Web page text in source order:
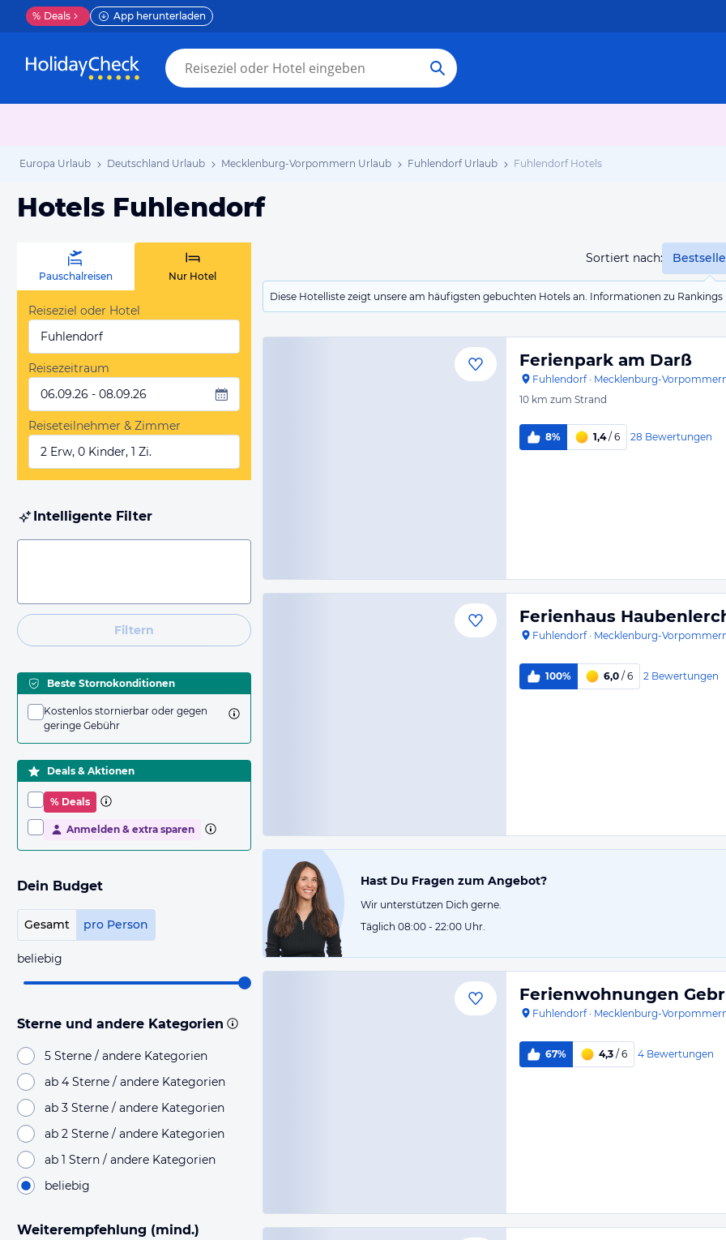
% Deals App herunterladen
Europa Urlaub Deutschland Urlaub Mecklenburg-Vorpommern Urlaub Fuhlendorf Urlaub Fuhlendorf Hotels
Hotels Fuhlendorf
Sortiert nach:
Diese Hotelliste zeigt unsere am häufigsten gebuchten Hotels an. Informationen zu
Pauschalreisen Nur Hotel
Reiseziel oder Hotel
Fuhlendorf
Reisezeitraum
06.09.26 - 08.09.26
Reiseteilnehmer & Zimmer
2 Erw, 0 Kinder, 1 Zi.
Intelligente Filter
Filtern
Beste Stornokonditionen
Kostenlos stornierbar oder gegen
geringe Gebühr
Deals & Aktionen
% Deals
Anmelden & extra sparen
Dein Budget
Gesamt pro Person
beliebig
Sterne und andere Kategorien
5 Sterne / andere Kategorien
ab 4 Sterne / andere Kategorien
ab 3 Sterne / andere Kategorien
ab 2 Sterne / andere Kategorien
ab 1 Stern / andere Kategorien
beliebig
Weiterempfehlung (mind.)
Ferienpark am Darß
Fuhlendorf· Mecklenburg-
10 km zum Strand
8% 1,4/ 6 28 Bewertungen
Ferienhaus
Fuhlendorf· Mecklenburg-
100% 6,0 / 6 2 Bewertungen
Hast Du Fragen zum Angebot?
Wir unterstützen Dich gerne.
Täglich 08:00 - 22:00 Uhr.
Ferienwohnungen
Fuhlendorf· Mecklenburg-
67% 4,3 / 6 4 Bewertungen